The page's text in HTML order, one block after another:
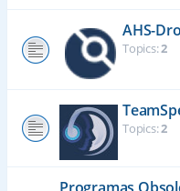
AHS-
Topics:2
Topics:2